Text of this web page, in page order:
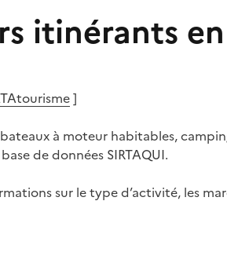
itinérants
]
à moteur habitables,
de données SIRTAQUI.
sur le type d’activité, les